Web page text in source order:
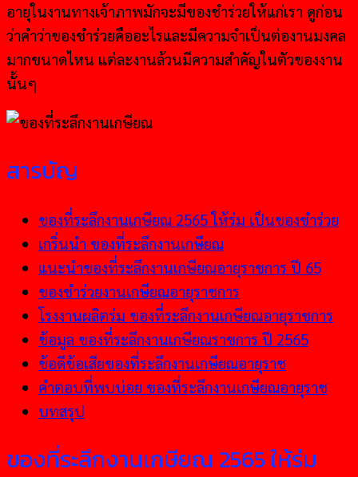
อายุในงานทางเจ้าภาพมักจะมีของชำร่วยให้แก่เรา ดูก่อน
ว่าคำว่าของชำร่วยคืออะไรและมีความจำเป็นต่องานมงคล
มากขนาดไหน แต่ละงานล้วนมีความสำคัญในตัวของงาน
นั้นๆ
สารบัญ
ของที่ระลึกงานเกษียณ 2565 ให้ร่ม เป็นของชำร่วย
เกริ่นนำ ของที่ระลึกงานเกษียณ
แนะนำของที่ระลึกงานเกษียณอายุราชการ ปี 65
ของชำร่วยงานเกษียณอายุราชการ
โรงงานผลิตร่ม ของที่ระลึกงานเกษียณอายุราชการ
ข้อมูล ของที่ระลึกงานเกษียณราชการ ปี 2565
ข้อดีข้อเสียของที่ระลึกงานเกษียณอายุราช
คำตอบที่พบบ่อย ของที่ระลึกงานเกษียณอายุราช
บทสรุป
ของที่ระลึกงานเกษียณ 2565 ให้ร่ม